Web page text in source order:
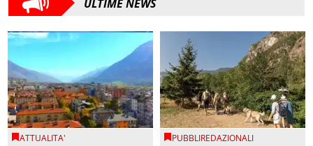
ULTIME NEWS
ATTUALITA' PUBBLIREDAZIONALI